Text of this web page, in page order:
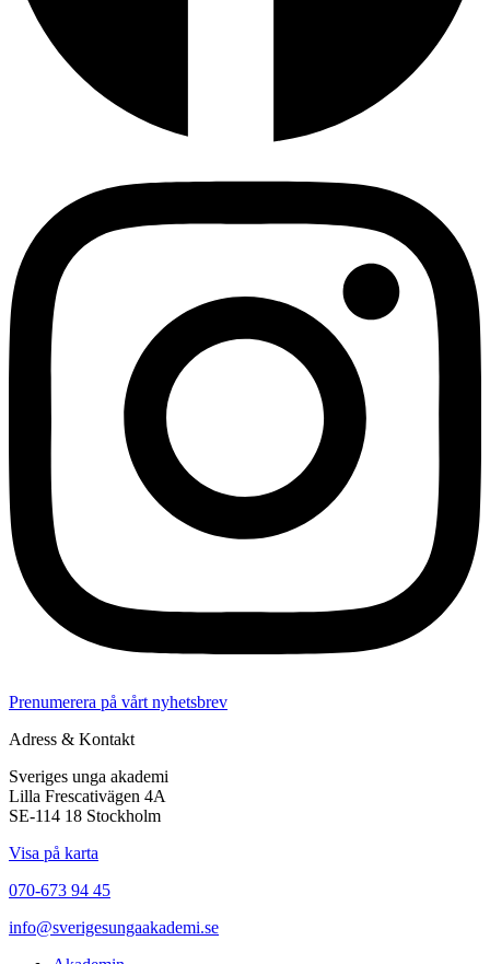
Prenumerera på vårt nyhetsbrev
Adress & Kontakt
Sveriges unga akademi
Lilla Frescativägen 4A
SE-114 18 Stockholm
Visa på karta
070-673 94 45
info@sverigesungaakademi.se